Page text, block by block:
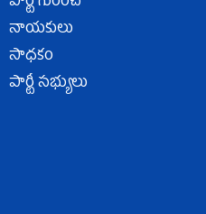
నాయకులు
సాధకం
పార్టీ సభ్యులు